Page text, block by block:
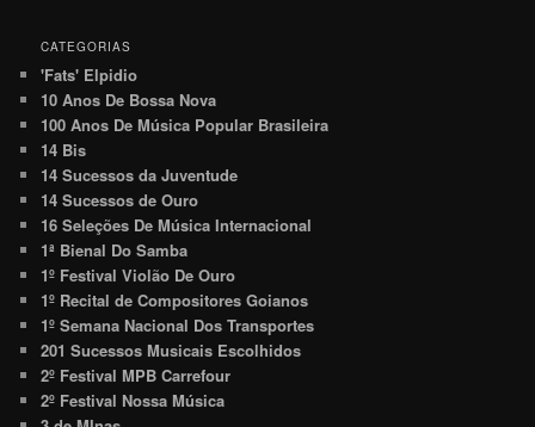
CATEGORIAS
'Fats' Elpidio
10 Anos De Bossa Nova
100 Anos De Música Popular Brasileira
14 Bis
14 Sucessos da Juventude
14 Sucessos de Ouro
16 Seleções De Música Internacional
1ª Bienal Do Samba
1º Festival Violão De Ouro
1º Recital de Compositores Goianos
1º Semana Nacional Dos Transportes
201 Sucessos Musicais Escolhidos
2º Festival MPB Carrefour
2º Festival Nossa Música